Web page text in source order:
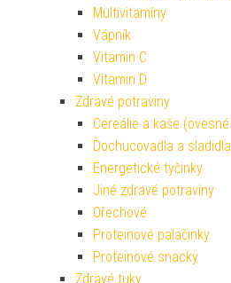
Multivitamíny
Vápník
Vitamin C
Vitamin D
Zdravé potraviny
Cereálie a kaše (ovesné
Dochucovadla a sladidla
Energetické tyčinky
Jiné zdravé potraviny
Ořechové
Proteinové palačinky
Proteinové snacky
Zdravé tuky